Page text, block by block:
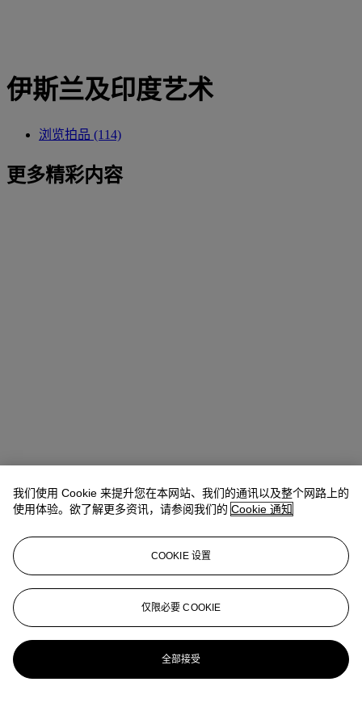
伊斯兰及印度艺术
浏览拍品 (114)
更多精彩内容
我们使用 Cookie 来提升您在本网站、我们的通讯以及整个网路上的
使用体验。欲了解更多资讯，请参阅我们的 Cookie 通知
COOKIE 设置
仅限必要 COOKIE
全部接受